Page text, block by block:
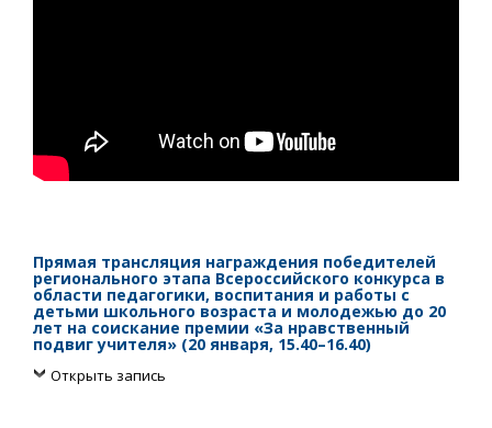
Прямая трансляция награждения победителей
регионального этапа Всероссийского конкурса в
области педагогики, воспитания и работы с
детьми школьного возраста и молодежью до 20
лет на соискание премии «За нравственный
подвиг учителя» (20 января, 15.40–16.40)
Открыть запись